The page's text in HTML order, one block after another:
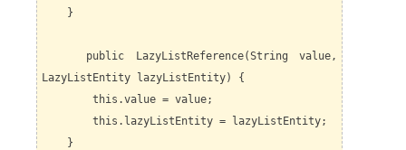
}
public LazyListReference(String value,
LazyListEntity lazyListEntity) {
this.value = value;
this.lazyListEntity = lazyListEntity;
}